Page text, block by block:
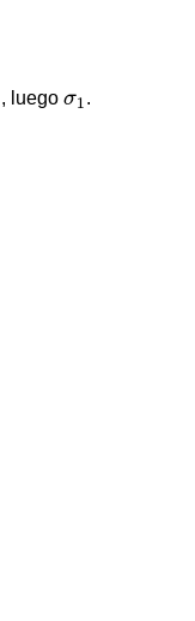
, luegoσ1
σ1 .